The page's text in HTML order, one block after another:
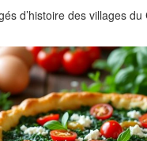
d’histoire des villages du